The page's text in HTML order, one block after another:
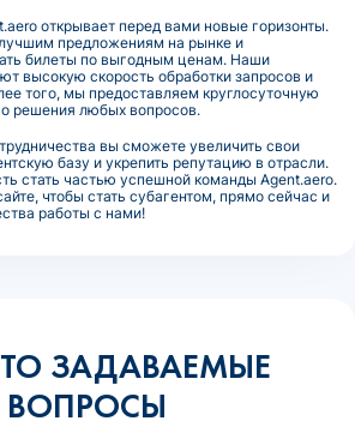
открывает перед вами новые горизонты.
предложениям на рынке и
билеты по выгодным ценам. Наши
высокую скорость обработки запросов и
того, мы предоставляем круглосуточную
решения любых вопросов.
вы сможете увеличить свои
базу и укрепить репутацию в отрасли.
стать частью успешной команды Agent.aero.
чтобы стать субагентом, прямо сейчас и
работы с нами!
ЗАДАВАЕМЫЕ
ВОПРОСЫ